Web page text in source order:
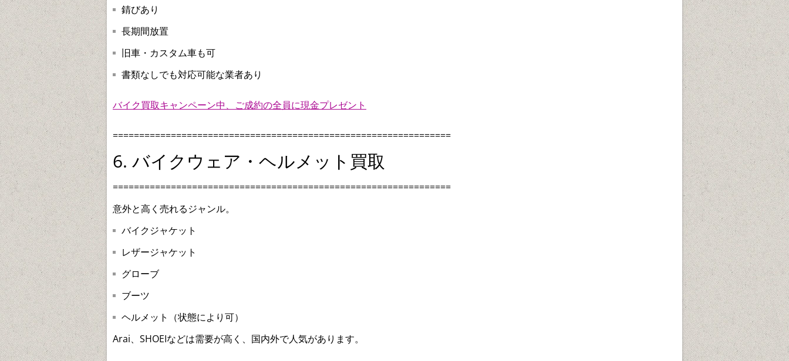
錆びあり
長期間放置
旧車・カスタム車も可
書類なしでも対応可能な業者あり
バイク買取キャンペーン中、ご成約の全員に現金プレゼント
================================================================
6. バイクウェア・ヘルメット買取
================================================================
意外と高く売れるジャンル。
バイクジャケット
レザージャケット
グローブ
ブーツ
ヘルメット（状態により可）
Arai、SHOEIなどは需要が高く、国内外で人気があります。